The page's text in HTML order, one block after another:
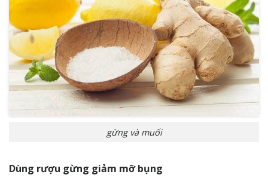
gừng và muối
Dùng rượu gừng giảm mỡ bụng